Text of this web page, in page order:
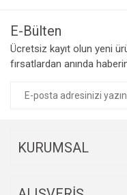
Ürün resmi
Ürün açıklamasında
E-Bülten
Ücretsiz kayıt olun yeni
fırsatlardan anında
KURUMSAL